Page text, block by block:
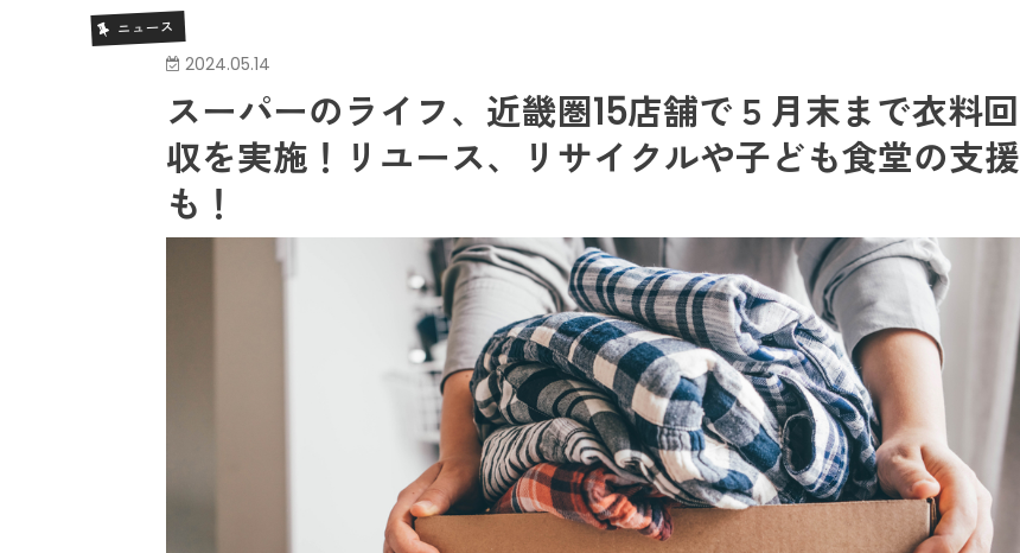
ニュース
2024.05.14
スーパーのライフ、近畿圏15店舗で５月末まで衣料回
収を実施！リユース、リサイクルや子ども食堂の支援
も！